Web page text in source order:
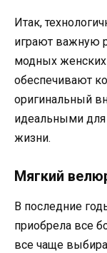
Итак,
играют важную
модных
обеспечивают
оригинальный
идеальными для
жизни.
Мягкий
В последние
приобрела все
все чаще